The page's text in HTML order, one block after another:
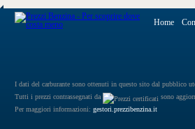
Home
I dati del carburante sono ottenuti in questo sito dal pubblico
Tutti i prezzi contrassegnati da
sono
Per maggiori informazioni: gestori.prezzibenzina.it